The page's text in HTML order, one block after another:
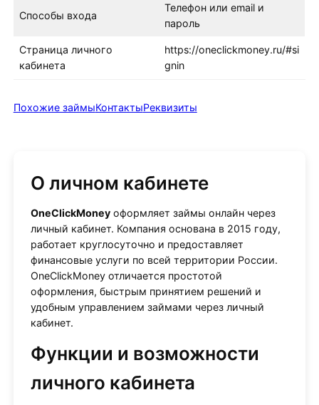
Способы входа
Телефон или email и
пароль
Страница личного
кабинета
https://oneclickmoney.ru/#si
gnin
Похожие займыКонтактыРеквизиты
О личном кабинете
OneClickMoneyоформляет займы онлайн через
личный кабинет. Компания основана в 2015 году,
работает круглосуточно и предоставляет
финансовые услуги по всей территории России.
OneClickMoney отличается простотой
оформления, быстрым принятием решений и
удобным управлением займами через личный
кабинет.
Функции и возможности
личного кабинета